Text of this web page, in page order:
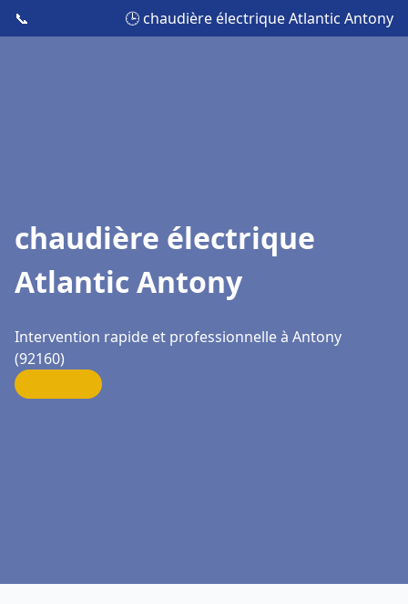
📞 🕒 chaudière électrique Atlantic Antony
chaudière électrique
Atlantic Antony
Intervention rapide et professionnelle à Antony
(92160)